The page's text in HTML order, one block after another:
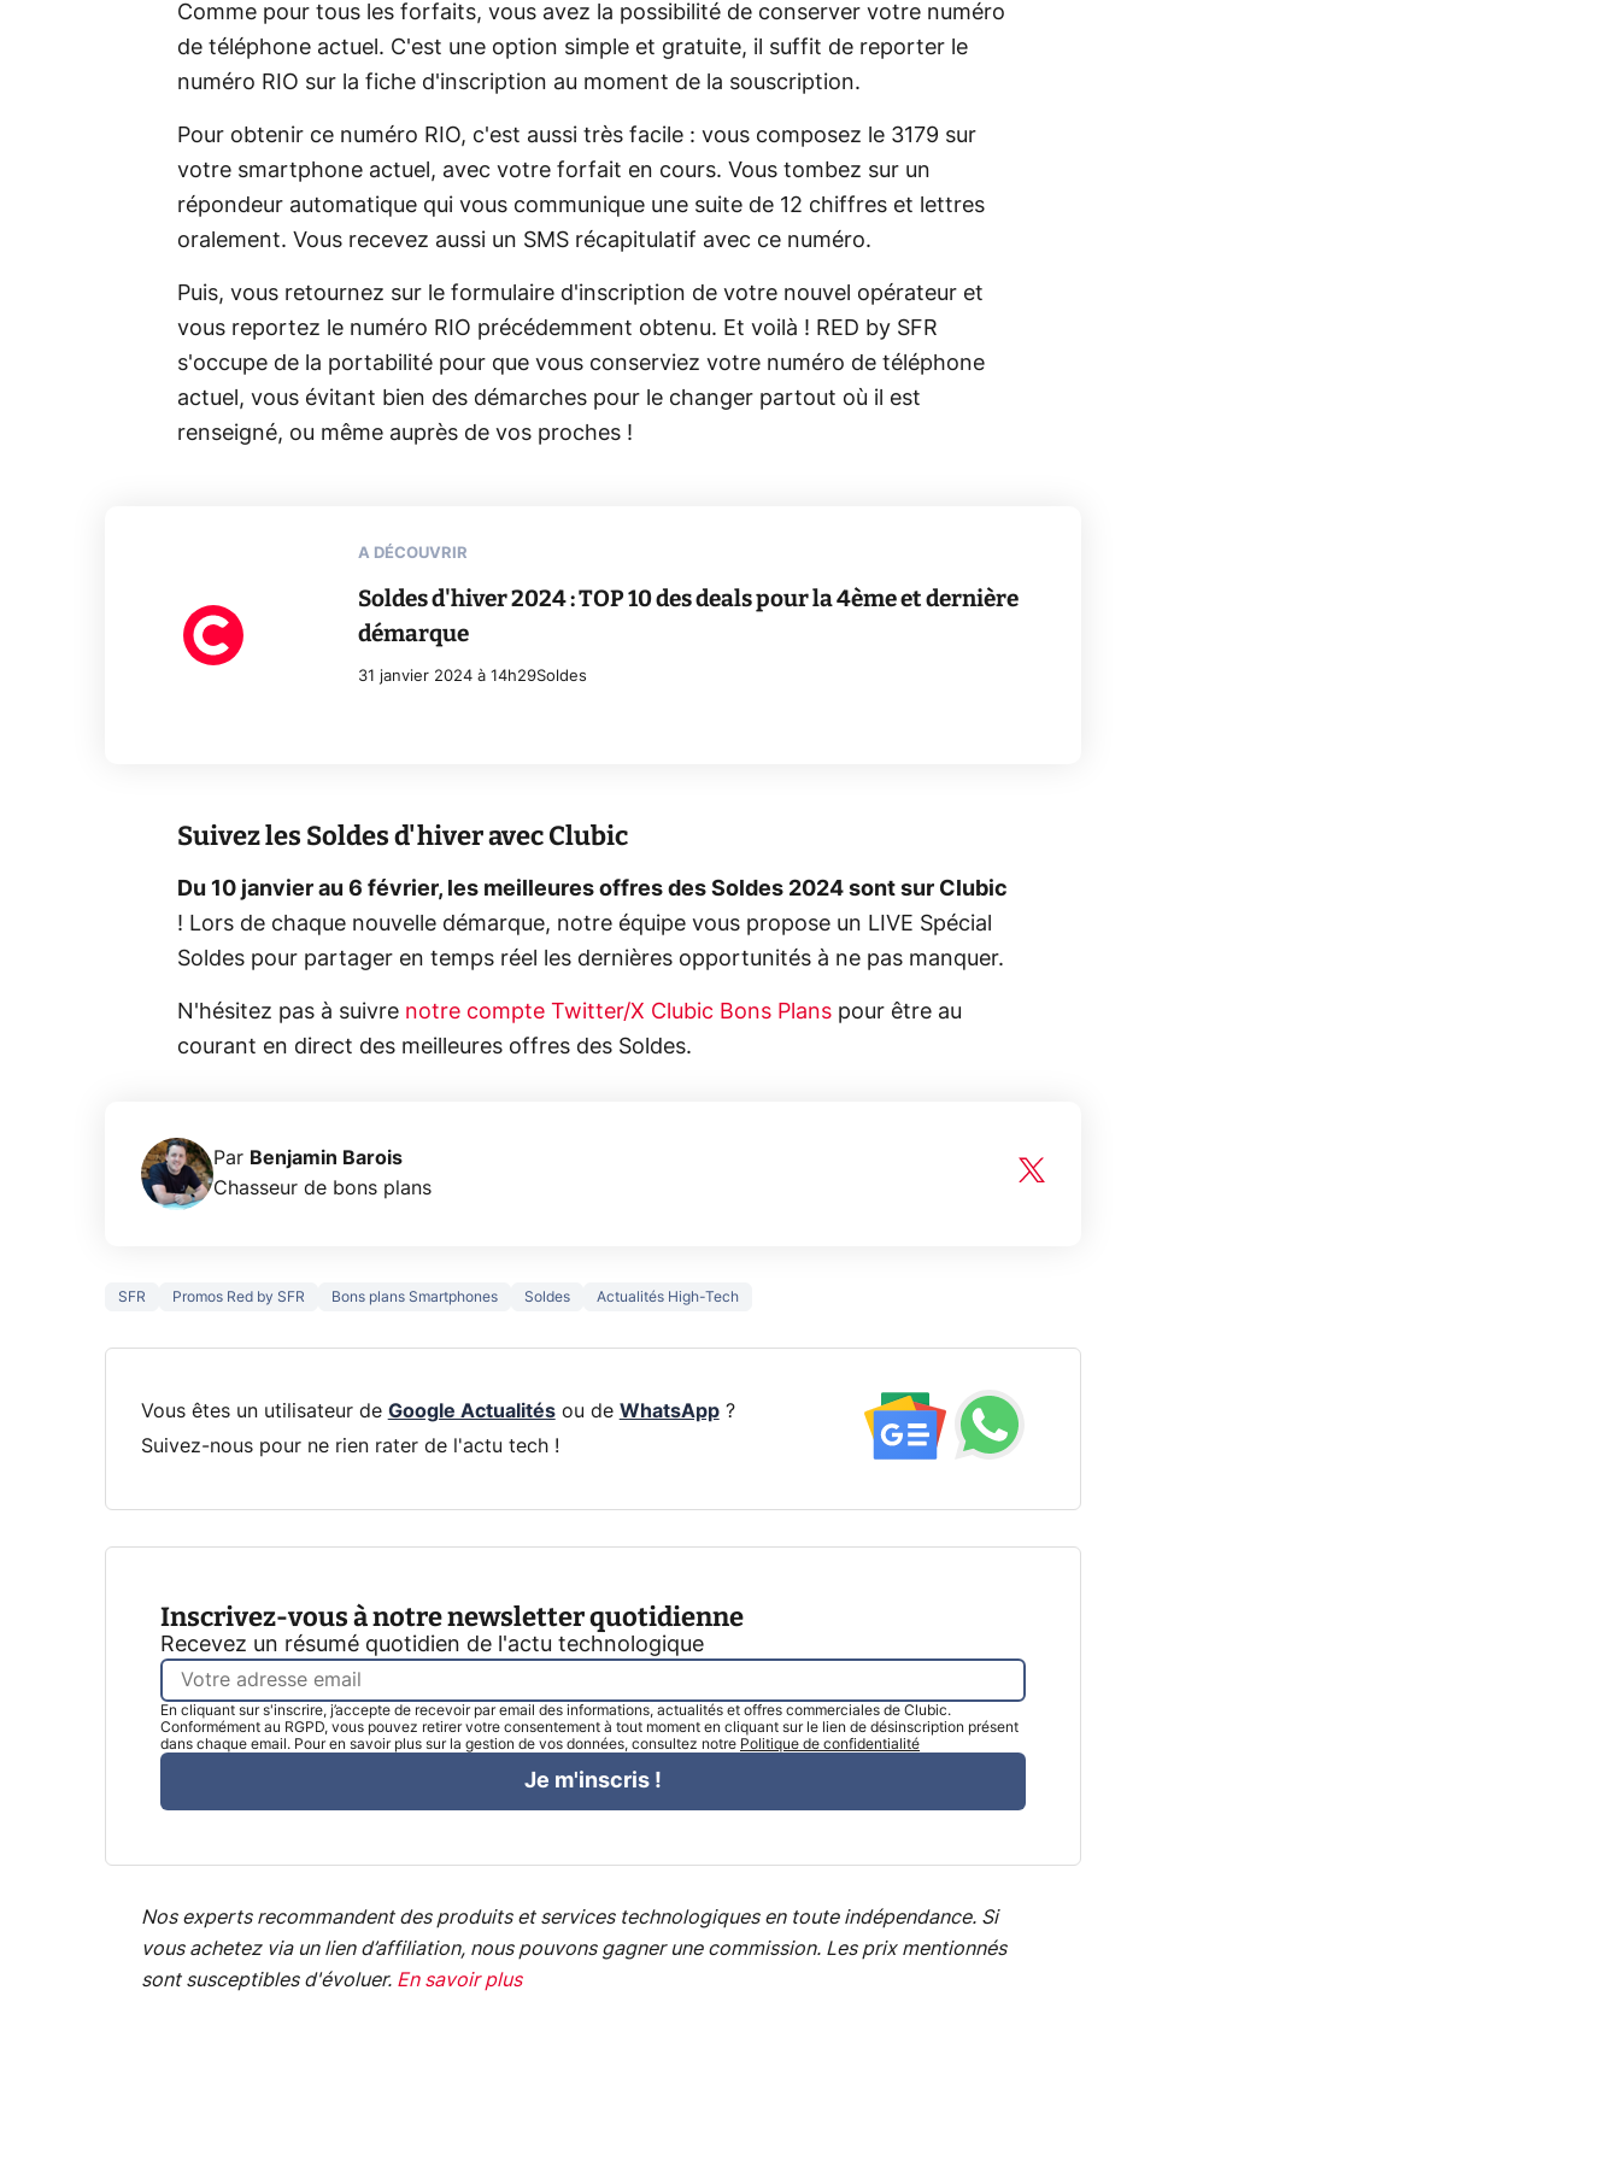
Comme pour tous les forfaits, vous avez la possibilité de conserver votre numéro
de téléphone actuel. C'est une option simple et gratuite, il suffit de reporter le
numéro RIO sur la fiche d'inscription au moment de la souscription.
Pour obtenir ce numéro RIO, c'est aussi très facile : vous composez le 3179 sur
votre smartphone actuel, avec votre forfait en cours. Vous tombez sur un
répondeur automatique qui vous communique une suite de 12 chiffres et lettres
oralement. Vous recevez aussi un SMS récapitulatif avec ce numéro.
Puis, vous retournez sur le formulaire d'inscription de votre nouvel opérateur et
vous reportez le numéro RIO précédemment obtenu. Et voilà ! RED by SFR
s'occupe de la portabilité pour que vous conserviez votre numéro de téléphone
actuel, vous évitant bien des démarches pour le changer partout où il est
renseigné, ou même auprès de vos proches !
A DÉCOUVRIR
Soldes d'hiver 2024 : TOP 10 des deals pour la 4ème et dernière
démarque
31 janvier 2024 à 14h29Soldes
Suivez les Soldes d'hiver avec Clubic
Du 10 janvier au 6 février, les meilleures offres des Soldes 2024 sont sur Clubic
! Lors de chaque nouvelle démarque, notre équipe vous propose un LIVE Spécial
Soldes pour partager en temps réel les dernières opportunités à ne pas manquer.
N'hésitez pas à suivre notre compte Twitter/X Clubic Bons Plans pour être au
courant en direct des meilleures offres des Soldes.
Par Benjamin Barois
Chasseur de bons plans
SFR Promos Red by SFR Bons plans Smartphones Soldes Actualités High-Tech
Vous êtes un utilisateur de Google Actualitésou de WhatsApp?
Suivez-nous pour ne rien rater de l'actu tech !
Inscrivez-vous à notre newsletter quotidienne
Recevez un résumé quotidien de l'actu technologique
En cliquant sur s'inscrire, j’accepte de recevoir par email des informations, actualités et offres commerciales de Clubic.
Conformément au RGPD, vous pouvez retirer votre consentement à tout moment en cliquant sur le lien de désinscription présent
dans chaque email. Pour en savoir plus sur la gestion de vos données, consultez notre Politique de confidentialité
Je m'inscris !
Nos experts recommandent des produits et services technologiques en toute indépendance. Si
vous achetez via un lien d’affiliation, nous pouvons gagner une commission. Les prix mentionnés
sont susceptibles d'évoluer. En savoir plus